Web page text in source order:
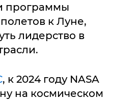
программы
к Луне,
лидерство в
, к 2024 году NASA
на космическом